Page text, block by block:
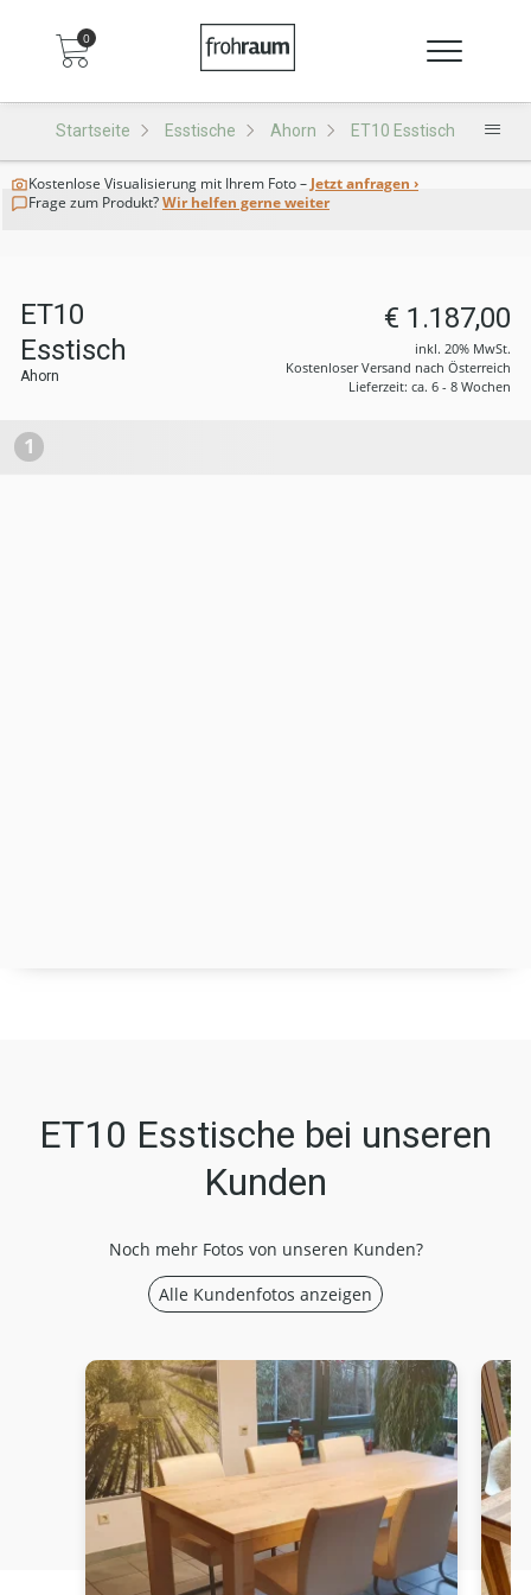
0
Startseite Esstische Ahorn ET10 Esstisch
Kostenlose Visualisierung mit Ihrem Foto – Jetzt anfragen ›
Frage zum Produkt?Wir helfen gerne weiter
ET10
Esstisch
Ahorn
€ 1.187,00
inkl. 20% MwSt.
Kostenloser Versand nach Österreich
Lieferzeit: ca. 6 - 8 Wochen
1
ET10 Esstische bei unseren
Kunden
Noch mehr Fotos von unseren Kunden?
Alle Kundenfotos anzeigen